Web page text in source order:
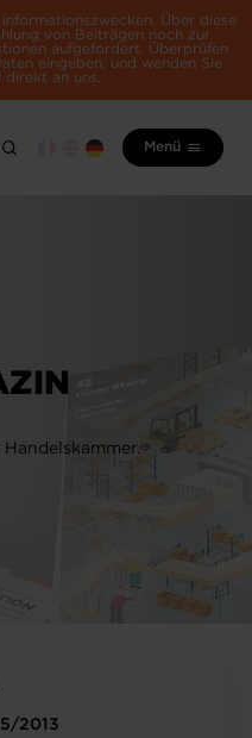
Über diese
von Beiträgen noch zur
aufgefordert. Überprüfen
eingeben, und wenden Sie
direkt an uns.
Menü
2013